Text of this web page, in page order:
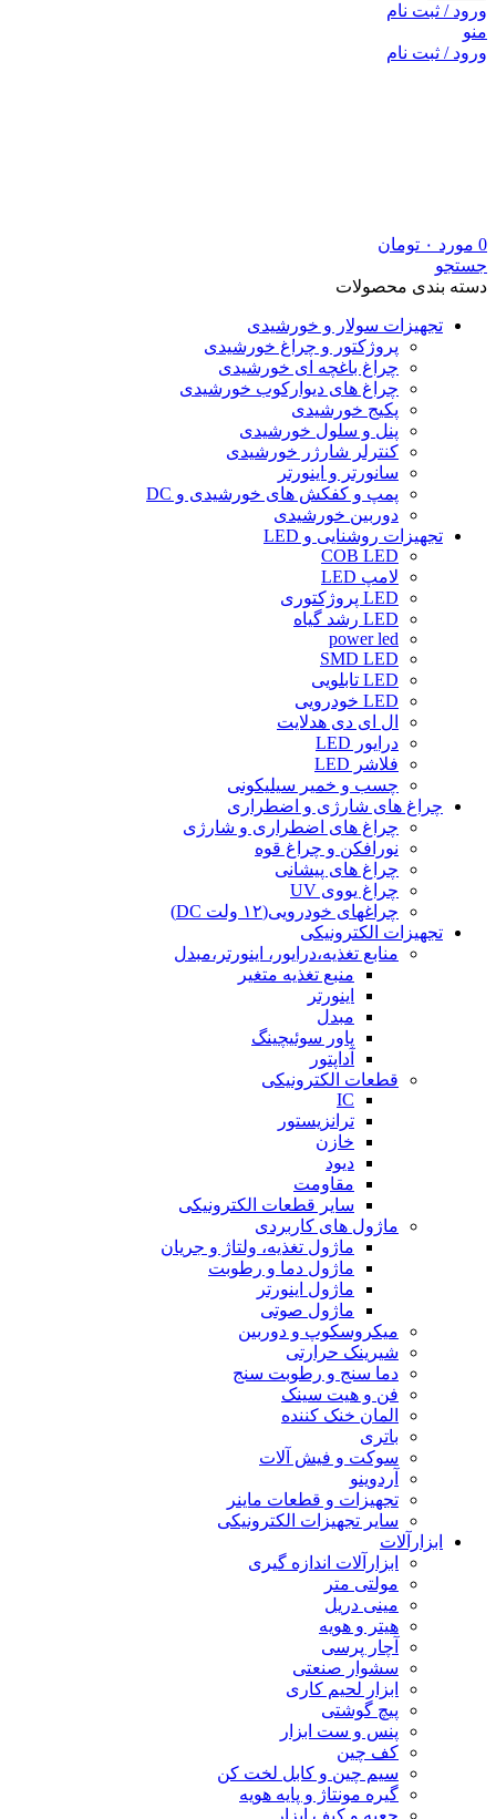
ورود / ثبت نام
منو
ورود / ثبت نام
0 مورد ۰ تومان
جستجو
دسته بندی محصولات
تجهیزات سولار و خورشیدی
پروژکتور و چراغ خورشیدی
چراغ باغچه ای خورشیدی
چراغ های دیوارکوب خورشیدی
پکیج خورشیدی
پنل و سلول خورشیدی
کنترلر شارژر خورشیدی
سانورتر و اینورتر
پمپ و کفکش های خورشیدی و DC
دوربین خورشیدی
تجهیزات روشنایی و LED
COB LED
لامپ LED
LED پروژکتوری
LED رشد گیاه
power led
SMD LED
LED تابلویی
LED خودرویی
ال ای دی هدلایت
درایور LED
فلاشر LED
چسب و خمیر سیلیکونی
چراغ های شارژی و اضطراری
چراغ های اضطراری و شارژی
نورافکن و چراغ قوه
چراغ های پیشانی
چراغ یووی UV
چراغهای خودرویی(۱۲ ولت DC)
تجهیزات الکترونیکی
منابع تغذیه،درایور، اینورتر،مبدل
منبع تغذیه متغیر
اینورتر
مبدل
پاور سوئیچینگ
آداپتور
قطعات الکترونیکی
IC
ترانزیستور
خازن
دیود
مقاومت
سایر قطعات الکترونیکی
ماژول های کاربردی
ماژول تغذیه، ولتاژ و جریان
ماژول دما و رطوبت
ماژول اینورتر
ماژول صوتی
میکروسکوپ و دوربین
شیرینک حرارتی
دما سنج و رطوبت سنج
فن و هیت سینک
المان خنک کننده
باتری
سوکت و فیش آلات
آردوینو
تجهیزات و قطعات ماینر
سایر تجهیزات الکترونیکی
ابزارآلات
ابزارآلات اندازه گیری
مولتی متر
مینی دریل
هیتر و هویه
آچار پرسی
سشوار صنعتی
ابزار لحیم کاری
پیچ گوشتی
پنس و ست ابزار
کف چین
سیم چین و کابل لخت کن
گیره مونتاژ و پایه هویه
جعبه و کیف ابزار